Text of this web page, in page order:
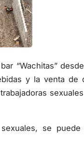
“Wachitas”
y la venta de
sexuales
se